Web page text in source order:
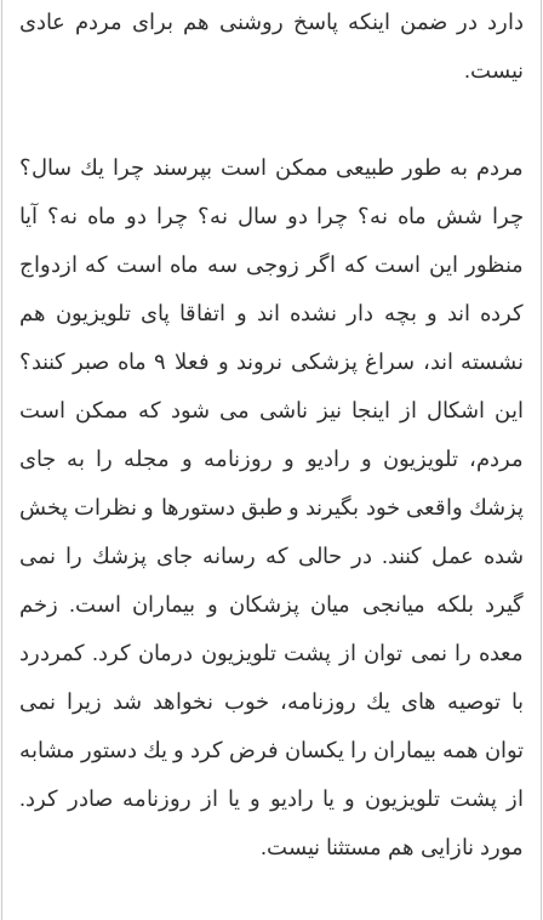
دارد در ضمن اینكه پاسخ روشنی هم برای مردم عادی
نیست.
مردم به طور طبیعی ممكن است بپرسند چرا یك سال؟
چرا شش ماه نه؟ چرا دو سال نه؟ چرا دو ماه نه؟ آیا
منظور این است كه اگر زوجی سه ماه است كه ازدواج
كرده اند و بچه دار نشده اند و اتفاقا پای تلویزیون هم
نشسته اند، سراغ پزشكی نروند و فعلا ۹ ماه صبر كنند؟
این اشكال از اینجا نیز ناشی می شود كه ممكن است
مردم، تلویزیون و رادیو و روزنامه و مجله را به جای
پزشك واقعی خود بگیرند و طبق دستورها و نظرات پخش
شده عمل كنند. در حالی كه رسانه جای پزشك را نمی
گیرد بلكه میانجی میان پزشكان و بیماران است. زخم
معده را نمی توان از پشت تلویزیون درمان كرد. كمردرد
با توصیه های یك روزنامه، خوب نخواهد شد زیرا نمی
توان همه بیماران را یكسان فرض كرد و یك دستور مشابه
از پشت تلویزیون و یا رادیو و یا از روزنامه صادر كرد.
مورد نازایی هم مستثنا نیست.